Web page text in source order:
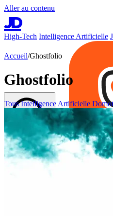
Aller au contenu
JD
High-Tech Intelligence Artificielle
Rechercher ⌘K
Accueil/Ghostfolio
Ghostfolio
TousIntelligence Artificielle